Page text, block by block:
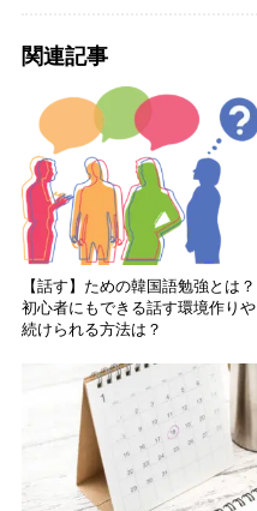
関連記事
【話す】ための韓国語勉強とは？
初心者にもできる話す環境作りや
続けられる方法は？